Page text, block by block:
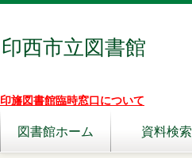
印西市立図書館
印旛図書館臨時窓口について
図書館ホーム 資料検索